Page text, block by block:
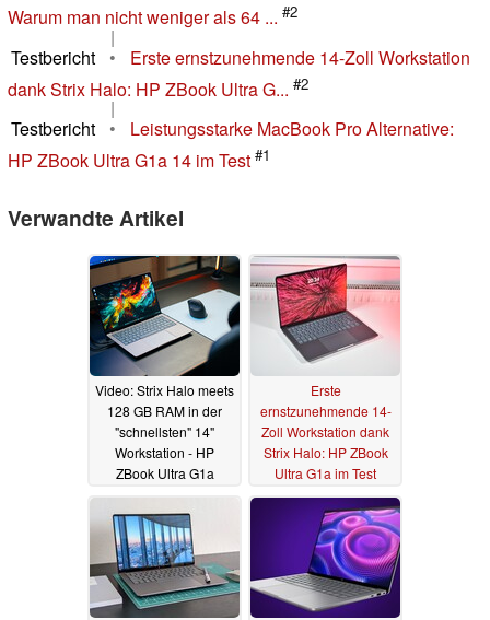
Warum man nicht weniger als 64 ... #2
|
Testbericht
•
Erste ernstzunehmende 14-Zoll Workstation
dank Strix Halo: HP ZBook Ultra G... #2
|
Testbericht
•
Leistungsstarke MacBook Pro Alternative:
HP ZBook Ultra G1a 14 im Test #1
Verwandte Artikel
Video: Strix Halo meets
128 GB RAM in der
"schnellsten" 14"
Workstation - HP
ZBook Ultra G1a
review14.08.2025
Erste
ernstzunehmende 14-
Zoll Workstation dank
Strix Halo: HP ZBook
Ultra G1a im Test
06.07.2025